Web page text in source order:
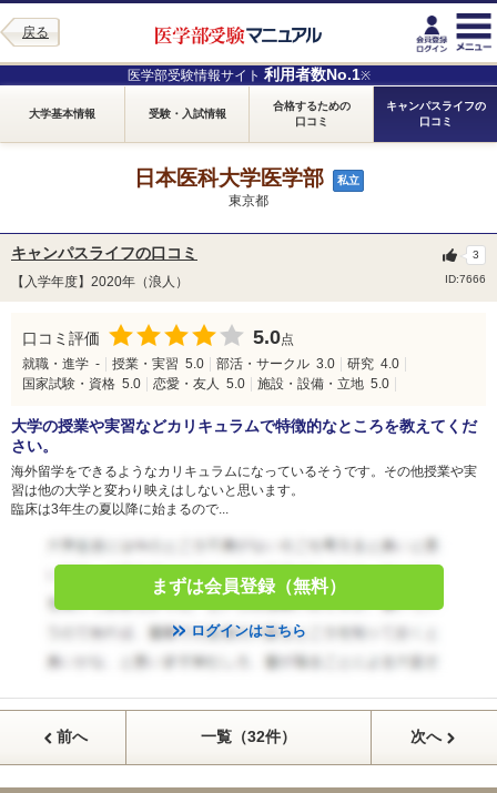
戻る
医学部受験情報サイト 利用者数No.1※
大学基本情報 受験・入試情報
合格するための
口コミ
キャンパスライフの
口コミ
日本医科大学医学部 私立
東京都
キャンパスライフの口コミ
【入学年度】2020年（浪人） ID:7666
3
口コミ評価 5.0点
就職・進学 - 授業・実習 5.0 部活・サークル 3.0 研究 4.0
国家試験・資格 5.0 恋愛・友人 5.0 施設・設備・立地 5.0
大学の授業や実習などカリキュラムで特徴的なところを教えてくだ
さい。
海外留学をできるようなカリキュラムになっているそうです。その他授業や実
習は他の大学と変わり映えはしないと思います。
臨床は3年生の夏以降に始まるので...
まずは会員登録（無料）
ログインはこちら
前へ 一覧（32件） 次へ